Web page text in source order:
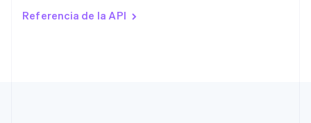
Referencia de la API
English